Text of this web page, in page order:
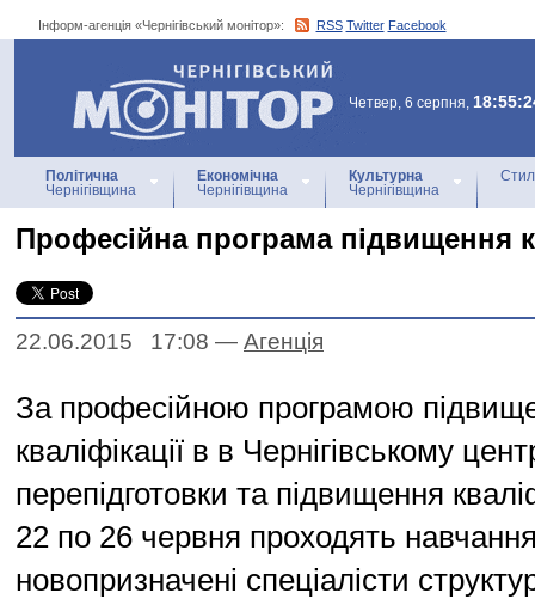
Інформ-агенція «Чернігівський монітор»: RSS Twitter Facebook
Інформ-агенція
«Чернігівський монітор»
Четвер, 6 серпня,
Політична
Чернігівщина
Економічна
Чернігівщина
Культурна
Чернігівщина
Професійна програма підвищення
22.06.2015 17:08 — Агенцiя
За професійною програмою
кваліфікації в в Чернігівському
перепідготовки та підвищення
22 по 26 червня проходять
новопризначені спеціалісти